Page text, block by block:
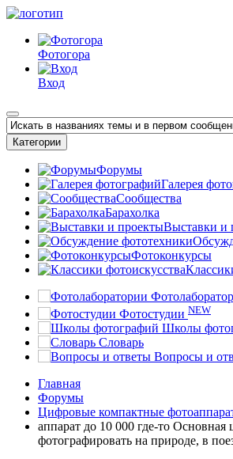
Фотогора
Вход
Категории
Форумы
Галерея
Сообщества
Барахолка
Выставки и
Фотоконкурсы
Фотостудии NEW
Школы
Словарь
Вопросы и
Главная
Форумы
Цифровые компактные
аппарат до 10 000 где-то Основная
фотографировать на природе, в